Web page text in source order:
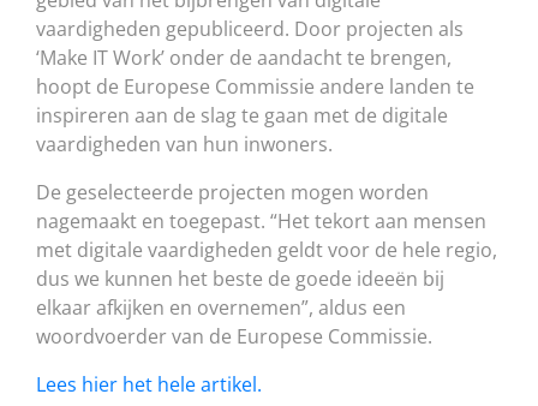
vaardigheden gepubliceerd. Door projecten als
‘Make IT Work’ onder de aandacht te brengen,
hoopt de Europese Commissie andere landen te
inspireren aan de slag te gaan met de digitale
vaardigheden van hun inwoners.
De geselecteerde projecten mogen worden
nagemaakt en toegepast. “Het tekort aan mensen
met digitale vaardigheden geldt voor de hele regio,
dus we kunnen het beste de goede ideeën bij
elkaar afkijken en overnemen”, aldus een
woordvoerder van de Europese Commissie.
Lees hier het hele artikel.